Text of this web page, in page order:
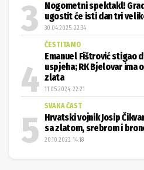
Nogometni spektakl!
ugostit će isti dan tri
30.04.2025. 22:34
ČESTITAMO
Emanuel Fištrović stigao
uspjeha; RK Bjelovar ima
zlata
11.05.2024. 22:21
SVAKA ČAST
Hrvatski vojnik Josip
sa zlatom, srebrom i
20.10.2023. 14:18